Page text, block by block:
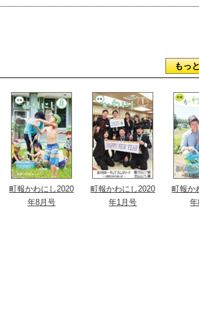
もっ
町報かわにし2020
年8月号
町報かわにし2020
年1月号
町報か